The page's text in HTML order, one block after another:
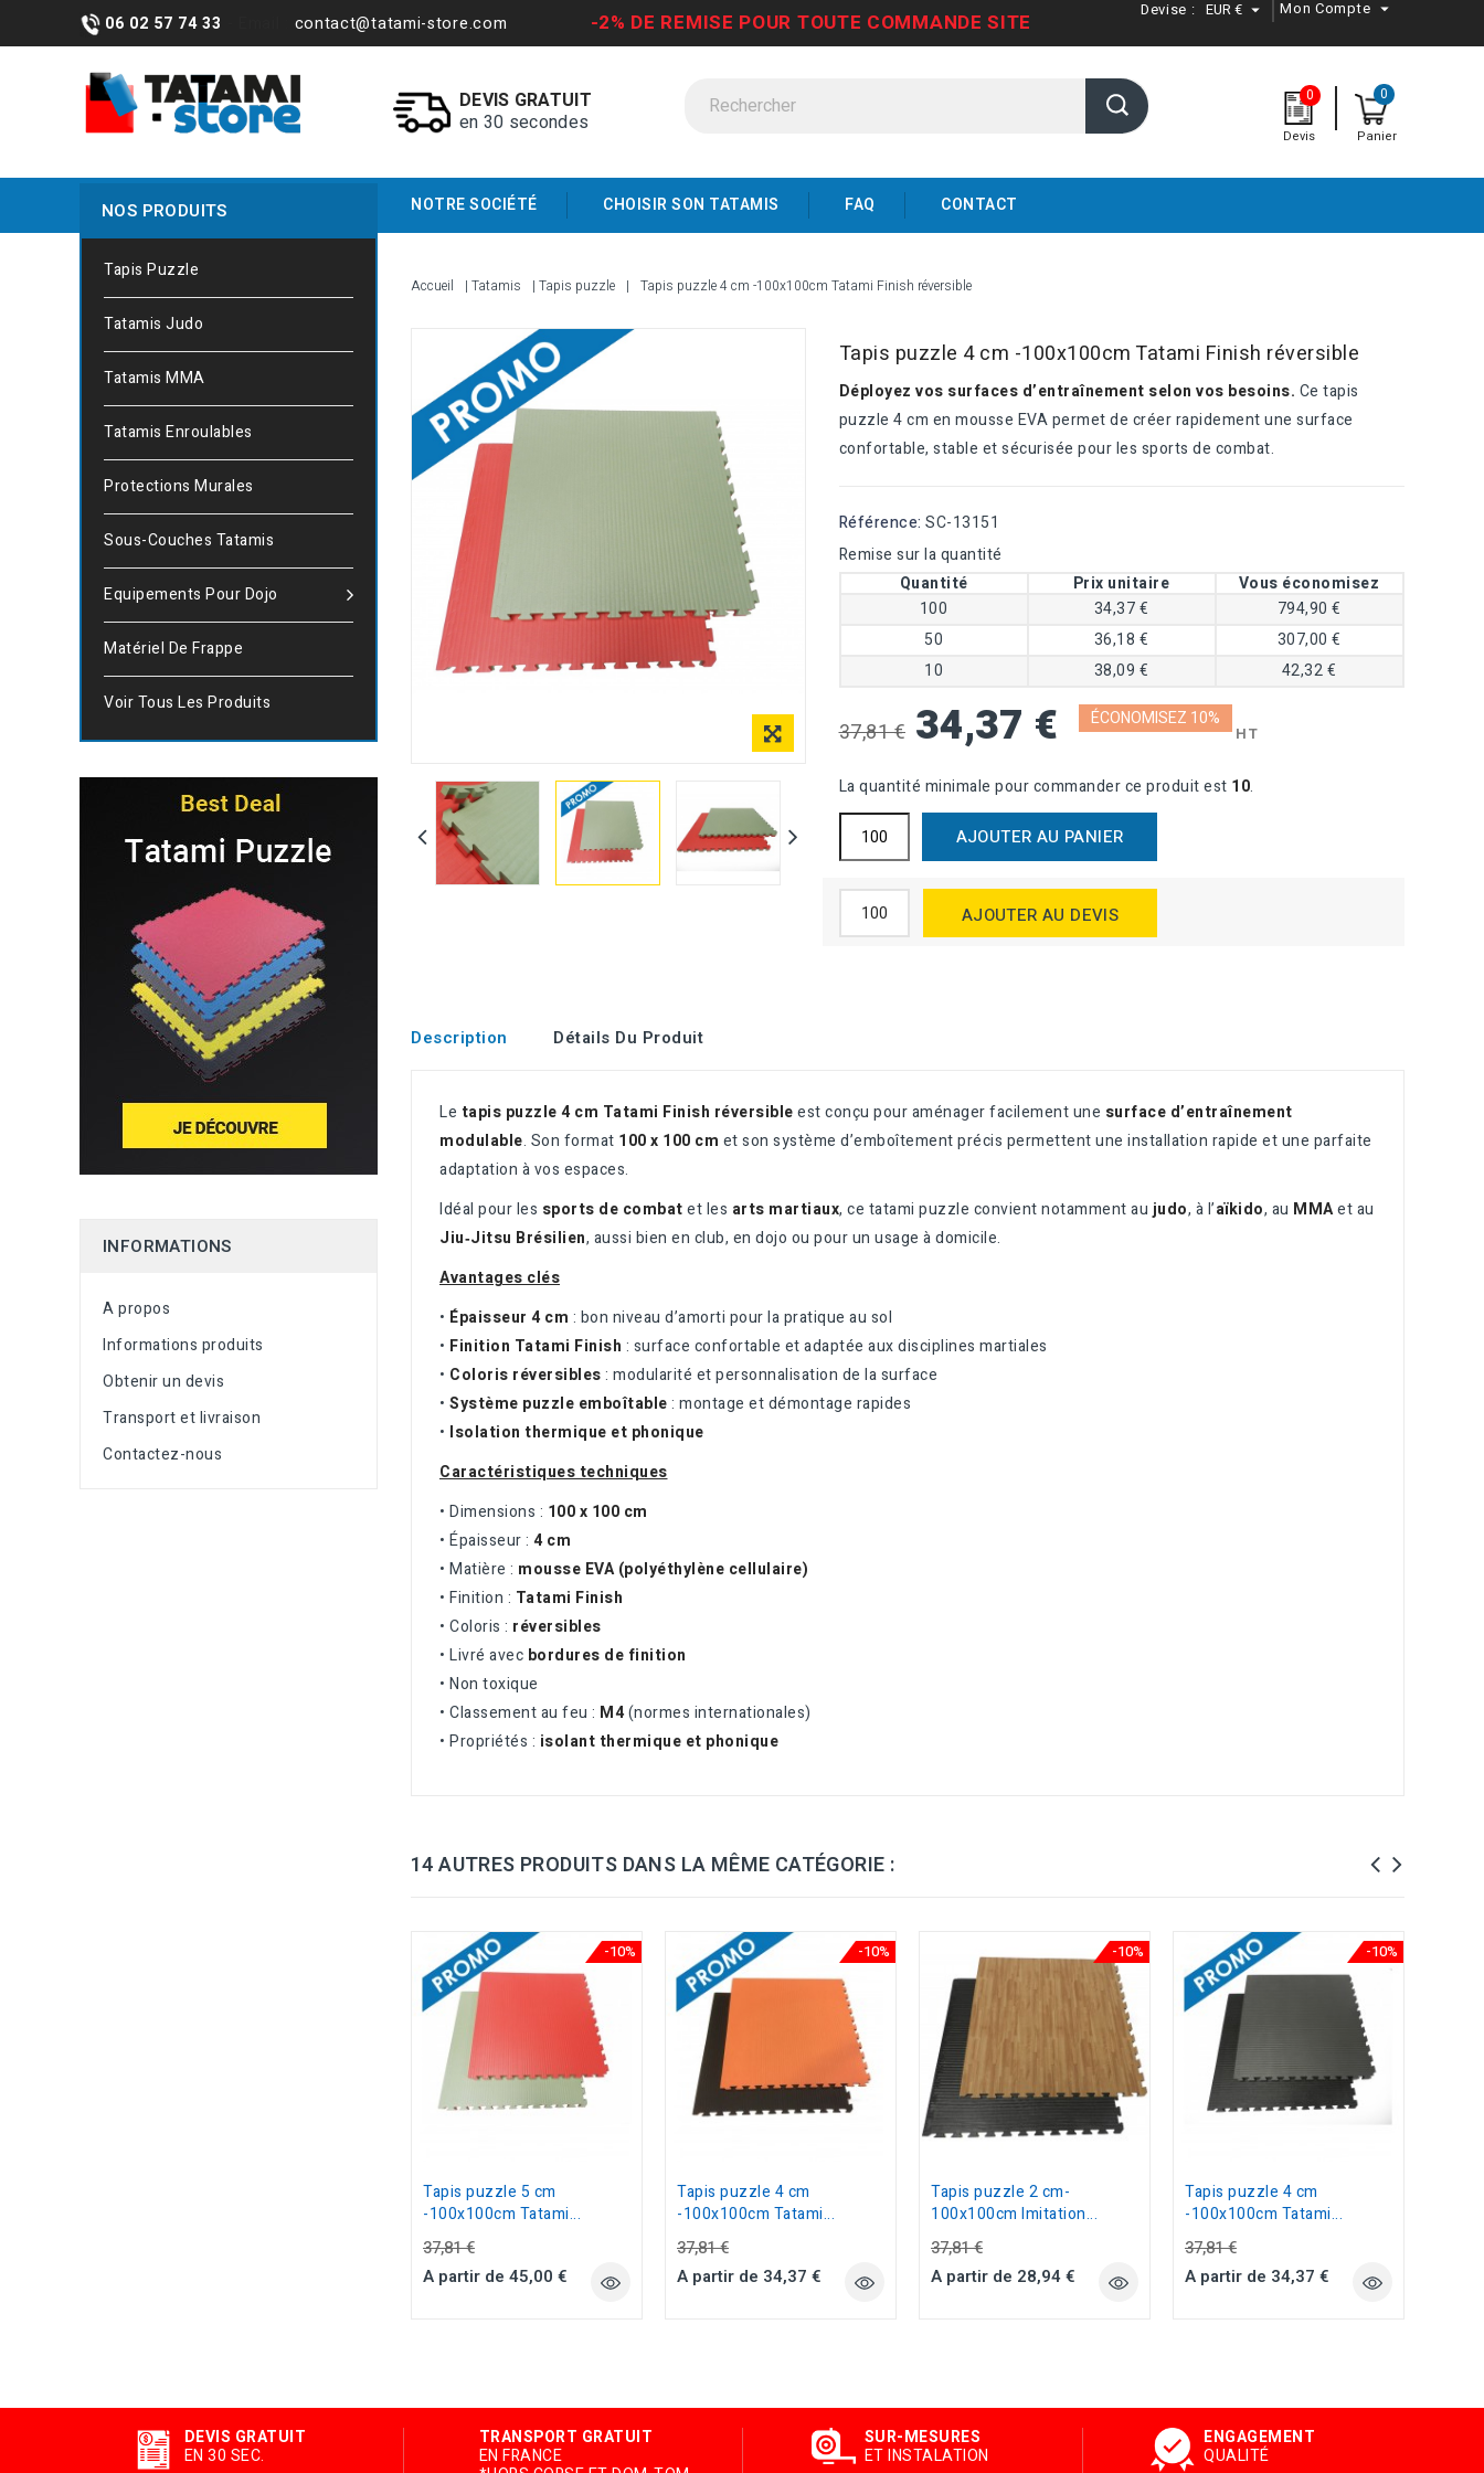
06 02 57 74 33 contact@tatami-store.com -2% DE REMISE POUR TOUTE COMMANDE SITE Devise : EUR €  Mon Compte 
DEVIS GRATUIT
en 30 secondes
0
Panier
0
Devis
NOTRE SOCIÉTÉ CHOISIR SON TATAMIS FAQ CONTACT
NOS PRODUITS
Tapis Puzzle
Tatamis Judo
Tatamis MMA
Tatamis Enroulables
Protections Murales
Sous-Couches Tatamis
Equipements Pour Dojo
Matériel De Frappe
Voir Tous Les Produits
INFORMATIONS
A propos
Informations produits
Obtenir un devis
Transport et livraison
Contactez-nous
Accueil Tatamis Tapis puzzle Tapis puzzle 4 cm -100x100cm Tatami Finish réversible
Tapis puzzle 4 cm -100x100cm Tatami Finish réversible
Déployez vos surfaces d’entraînement selon vos besoins. Ce tapis
puzzle 4 cm en mousse EVA permet de créer rapidement une surface
confortable, stable et sécurisée pour les sports de combat.
Référence: SC-13151
Remise sur la quantité
Quantité
Prix unitaire
Vous économisez
100
34,37 €
794,90 €
50
36,18 €
307,00 €
10
38,09 € 42,32 €
37,81 € 34,37 € ÉCONOMISEZ 10%
HT
La quantité minimale pour commander ce produit est 10.
AJOUTER AU PANIER
AJOUTER AU DEVIS
Description Détails Du Produit
Le tapis puzzle 4 cm Tatami Finish réversibleest conçu pour aménager facilement une surface d’entraînement
modulable. Son format 100 x 100 cm et son système d’emboîtement précis permettent une installation rapide et une parfaite
adaptation à vos espaces.
Idéal pour les sports de combatet les arts martiaux, ce tatami puzzle convient notamment au judo, à l’aïkido, au MMAet au
Jiu‑Jitsu Brésilien, aussi bien en club, en dojo ou pour un usage à domicile.
Avantages clés
• Épaisseur 4 cm : bon niveau d’amorti pour la pratique au sol
• Finition Tatami Finish : surface confortable et adaptée aux disciplines martiales
• Coloris réversibles: modularité et personnalisation de la surface
• Système puzzle emboîtable: montage et démontage rapides
• Isolation thermique et phonique
Caractéristiques techniques
• Dimensions : 100 x 100 cm
• Épaisseur : 4 cm
• Matière : mousse EVA (polyéthylène cellulaire)
• Finition : Tatami Finish
• Coloris : réversibles
• Livré avec bordures de finition
• Non toxique
• Classement au feu : M4(normes internationales)
• Propriétés : isolant thermique et phonique
14 AUTRES PRODUITS DANS LA MÊME CATÉGORIE :
Tapis puzzle 5 cm
-100x100cm Tatami...
37,81 €
-10%
A partir de 45,00 €
Tapis puzzle 4 cm
-100x100cm Tatami...
37,81 €
-10%
A partir de 34,37 €
Tapis puzzle 2 cm-
100x100cm Imitation...
37,81 €
-10%
A partir de 28,94 €
Tapis puzzle 4 cm
-100x100cm Tatami...
37,81 €
-10%
A partir de 34,37 €
DEVIS GRATUIT
EN 30 SEC.
TRANSPORT GRATUIT
EN FRANCE
SUR-MESURES
ET INSTALATION
ENGAGEMENT
QUALITÉ